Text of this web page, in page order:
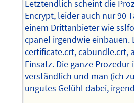
Letztendlich scheint die
Encrypt, leider auch nur 90
einem Drittanbieter wie
cpanel irgendwie
certificate.crt, cabundle.crt,
Einsatz. Die ganze
verständlich und man (ich
ungutes Gefühl dabei,